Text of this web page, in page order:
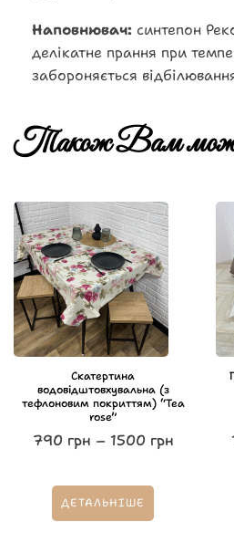
Наповнювач: синтепон
делікатне прання при
забороняється
Також Вам може
Скатертина
водовідштовхувальна (з
тефлоновим покриттям) “Tea
rose”
790 грн – 1500 грн
ДЕТАЛЬНІШЕ